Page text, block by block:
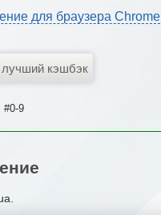
для браузера Chrome
#0-9